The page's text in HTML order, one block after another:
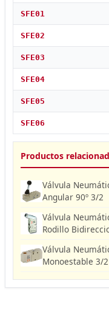
SFE01
SFE02
SFE03
SFE04
SFE05
SFE06
Productos
Válvula
Angular 90º 3/2
Válvula
Rodillo
Válvula
Monoestable 3/2